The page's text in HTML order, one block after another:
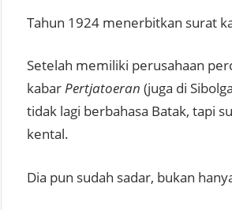
Tahun 1924 menerbitkan surat
Setelah memiliki perusahaan
kabarPertjatoeran (juga di
tidak lagi berbahasa Batak, tapi
kental.
Dia pun sudah sadar, bukan